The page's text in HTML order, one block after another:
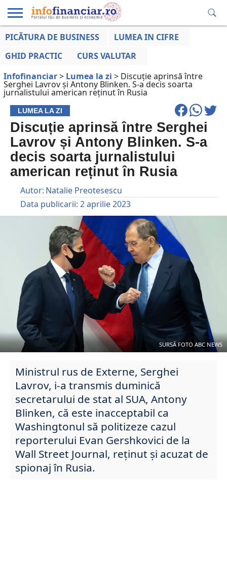
EDUCAȚIE
LA ZI
AFACERILOR
PICĂTURA DE BUSINESS
LUMEA IN CIFRE
GHID PRACTIC
CURS VALUTAR
Infofinanciar> Lumea la zi > Discuție aprinsă între
Serghei Lavrov și Antony Blinken. S-a decis soarta
jurnalistului american reținut în Rusia
LUMEA LA ZI
Discuție aprinsă între Serghei
Lavrov și Antony Blinken. S-a
decis soarta jurnalistului
american reținut în Rusia
Autor: Natalie Preotesescu
Data publicarii: 2 aprilie 2023
SURSĂ FOTO ABC NEWS
Ministrul rus de Externe, Serghei
Lavrov, i-a transmis duminică
secretarului de stat al SUA, Antony
Blinken, că este inacceptabil ca
Washingtonul să politizeze cazul
reporterului Evan Gershkovici de la
Wall Street Journal, reținut și acuzat de
spionaj în Rusia.